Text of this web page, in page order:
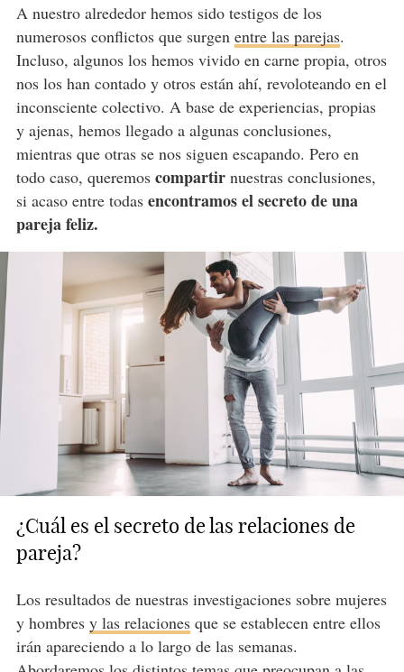
A nuestro alrededor hemos sido testigos de los
numerosos conflictos que surgen entre las parejas.
Incluso, algunos los hemos vivido en carne propia, otros
nos los han contado y otros están ahí, revoloteando en el
inconsciente colectivo. A base de experiencias, propias
y ajenas, hemos llegado a algunas conclusiones,
mientras que otras se nos siguen escapando. Pero en
todo caso, queremos compartir nuestras conclusiones,
si acaso entre todas encontramos el secreto de una
pareja feliz.
¿Cuál es el secreto de las relaciones de
pareja?
Los resultados de nuestras investigaciones sobre mujeres
y hombres y las relacionesque se establecen entre ellos
irán apareciendo a lo largo de las semanas.